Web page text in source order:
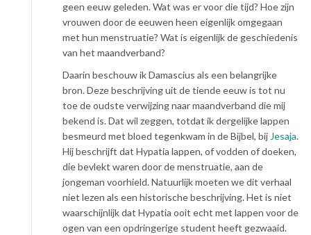
geen eeuw geleden. Wat was er voor die tijd? Hoe zijn
vrouwen door de eeuwen heen eigenlijk omgegaan
met hun menstruatie? Wat is eigenlijk de geschiedenis
van het maandverband?
Daarin beschouw ik Damascius als een belangrijke
bron. Deze beschrijving uit de tiende eeuw is tot nu
toe de oudste verwijzing naar maandverband die mij
bekend is. Dat wil zeggen, totdat ik dergelijke lappen
besmeurd met bloed tegenkwam in de Bijbel, bij Jesaja.
Hij beschrijft dat Hypatia lappen, of vodden of doeken,
die bevlekt waren door de menstruatie, aan de
jongeman voorhield. Natuurlijk moeten we dit verhaal
niet lezen als een historische beschrijving. Het is niet
waarschijnlijk dat Hypatia ooit echt met lappen voor de
ogen van een opdringerige student heeft gezwaaid.